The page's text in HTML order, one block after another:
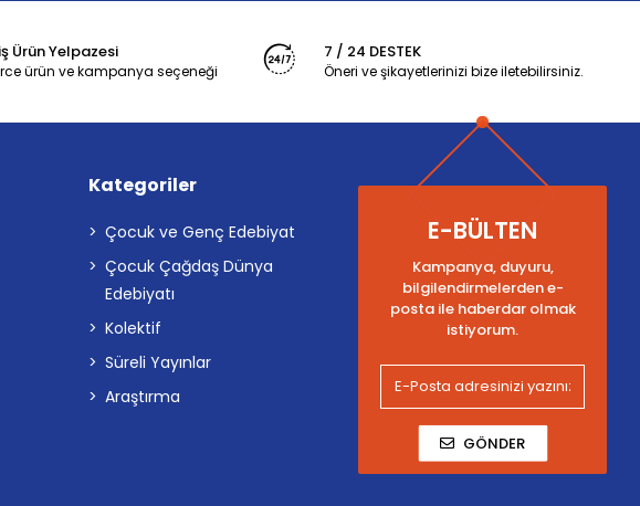
Ürün Yelpazesi
ürün ve kampanya seçeneği
7 / 24 DESTEK
Öneri ve şikayetlerinizi bize iletebilirsiniz.
Kategoriler
Çocuk ve Genç Edebiyat
Çocuk Çağdaş Dünya
Edebiyatı
Kolektif
Süreli Yayınlar
Araştırma
E-BÜLTEN
Kampanya, duyuru,
bilgilendirmelerden e-
posta ile haberdar olmak
istiyorum.
GÖNDER